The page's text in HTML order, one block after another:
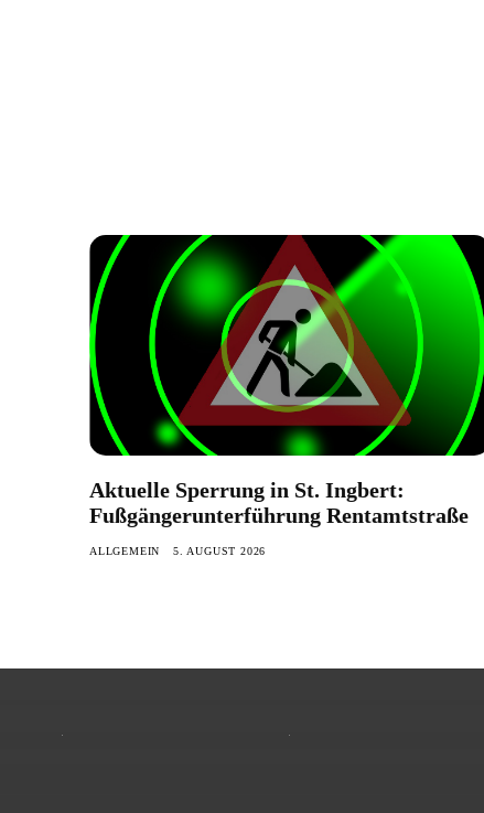
Aktuelle Sperrung in St. Ingbert:
Fußgängerunterführung Rentamtstraße
ALLGEMEIN 5. AUGUST 2026